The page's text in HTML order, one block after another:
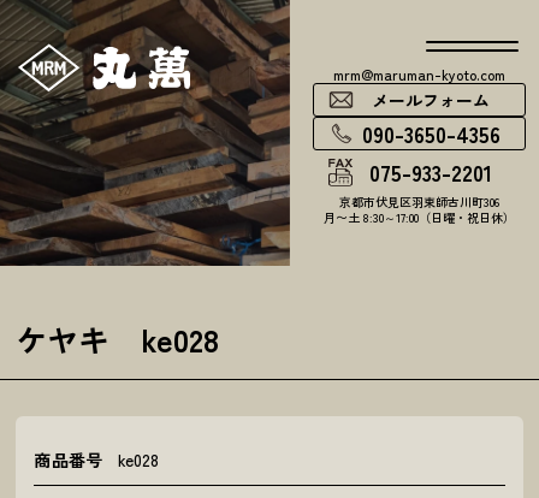
mrm@maruman-kyoto.com
メールフォーム
090-3650-4356
075-933-2201
京都市伏見区羽束師古川町306
月〜土 8:30～17:00（日曜・祝日休）
ケヤキ ke028
商品番号 ke028